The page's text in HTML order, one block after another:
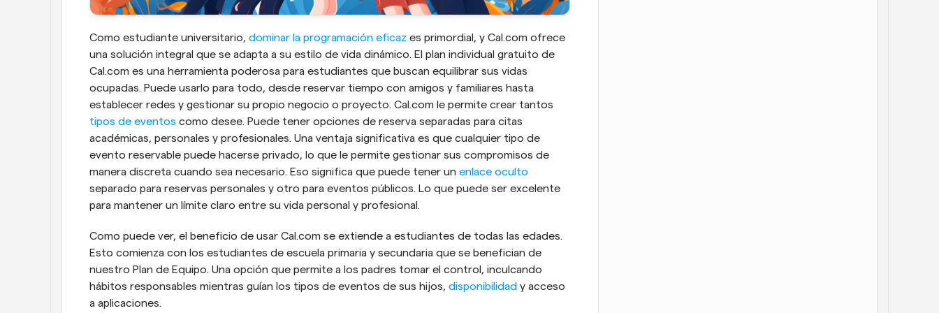
Como estudiante universitario, dominar la programación eficaz es primordial, y Cal.com ofrece
una solución integral que se adapta a su estilo de vida dinámico. El plan individual gratuito de
Cal.com es una herramienta poderosa para estudiantes que buscan equilibrar sus vidas
ocupadas. Puede usarlo para todo, desde reservar tiempo con amigos y familiares hasta
tipos de eventos como desee. Puede tener opciones de reserva separadas para citas
académicas, personales y profesionales. Una ventaja significativa es que cualquier tipo de
evento reservable puede hacerse privado, lo que le permite gestionar sus compromisos de
manera discreta cuando sea necesario. Eso significa que puede tener un enlace oculto
separado para reservas personales y otro para eventos públicos. Lo que puede ser excelente
para mantener un límite claro entre su vida personal y profesional.
Como puede ver, el beneficio de usar Cal.com se extiende a estudiantes de todas las edades.
Esto comienza con los estudiantes de escuela primaria y secundaria que se benefician de
nuestro Plan de Equipo. Una opción que permite a los padres tomar el control, inculcando
hábitos responsables mientras guían los tipos de eventos de sus hijos, disponibilidad y acceso
a aplicaciones.